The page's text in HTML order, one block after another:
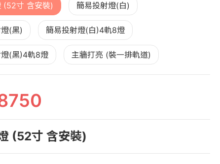
(52寸 含安裝) 簡易投射燈(白)
(黑) 簡易投射燈(白)4軌8燈
(黑)4軌8燈 主牆打亮 (裝一排軌道)
(52寸 含安裝)